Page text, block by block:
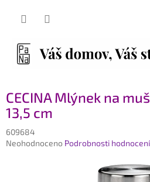
CECINA Mlýnek na
13,5 cm
609684
Průměrné
Neohodnoceno Podrobnosti hodnocení